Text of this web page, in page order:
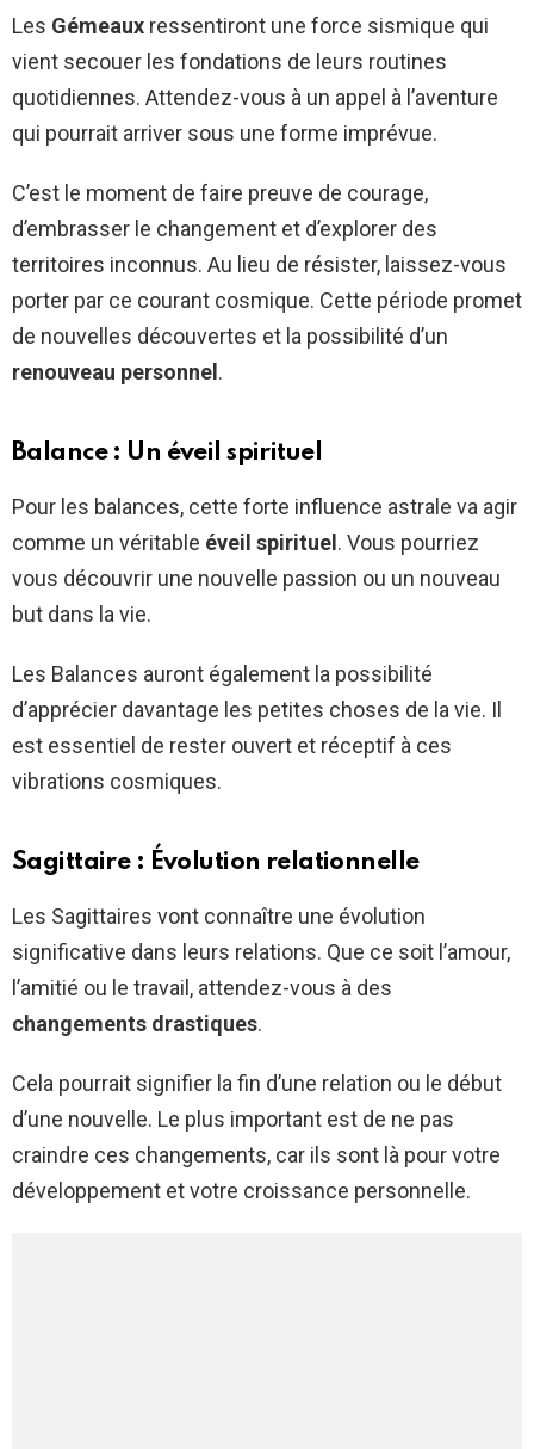
Les Gémeaux ressentiront une force sismique qui
vient secouer les fondations de leurs routines
quotidiennes. Attendez-vous à un appel à l’aventure
qui pourrait arriver sous une forme imprévue.
C’est le moment de faire preuve de courage,
d’embrasser le changement et d’explorer des
territoires inconnus. Au lieu de résister, laissez-vous
porter par ce courant cosmique. Cette période promet
de nouvelles découvertes et la possibilité d’un
renouveau personnel.
Balance : Un éveil spirituel
Pour les balances, cette forte influence astrale va agir
comme un véritable éveil spirituel. Vous pourriez
vous découvrir une nouvelle passion ou un nouveau
but dans la vie.
Les Balances auront également la possibilité
d’apprécier davantage les petites choses de la vie. Il
est essentiel de rester ouvert et réceptif à ces
vibrations cosmiques.
Sagittaire : Évolution relationnelle
Les Sagittaires vont connaître une évolution
significative dans leurs relations. Que ce soit l’amour,
l’amitié ou le travail, attendez-vous à des
changements drastiques.
Cela pourrait signifier la fin d’une relation ou le début
d’une nouvelle. Le plus important est de ne pas
craindre ces changements, car ils sont là pour votre
développement et votre croissance personnelle.